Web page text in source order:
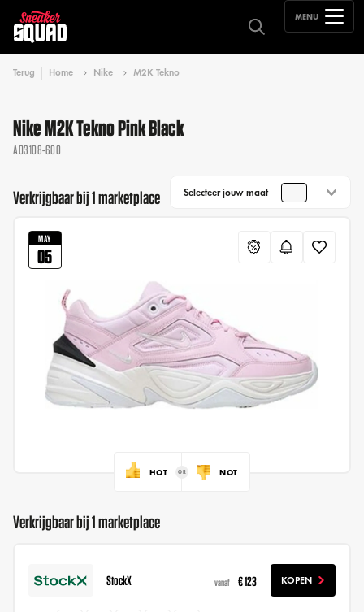
MENU
Terug Home Nike M2K Tekno
Nike M2K Tekno Pink Black
AO3108-600
Verkrijgbaar bij 1 marketplace Selecteer jouw maat
MAY
05
HOT NOT
Verkrijgbaar bij 1 marketplace
StockX vanaf € 123 KOPEN